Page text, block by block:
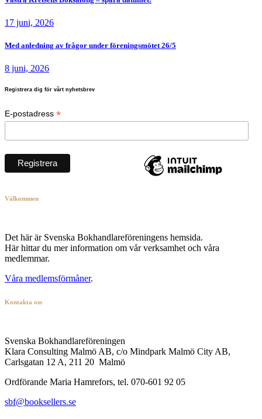
17 juni, 2026
Med anledning av frågor under föreningsmötet 26/5
8 juni, 2026
Registrera dig för vårt nyhetsbrev
E-postadress *
Välkommen
Det här är Svenska Bokhandlareföreningens hemsida.
Här hittar du mer information om vår verksamhet och våra
medlemmar.
Våra medlemsförmåner.
Kontakta oss
Svenska Bokhandlareföreningen
Klara Consulting Malmö AB, c/o Mindpark Malmö City AB,
Carlsgatan 12 A, 211 20 Malmö
Ordförande Maria Hamrefors, tel. 070-601 92 05
sbf@booksellers.se